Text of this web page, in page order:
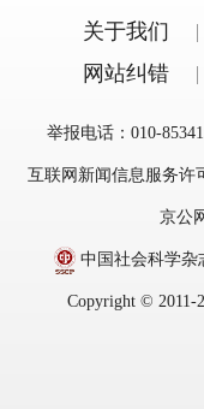
关于我们
网站纠错
举报电话：010-
互联网新闻信息服务许
京公
中国社会科学杂
Copyright © 2011-